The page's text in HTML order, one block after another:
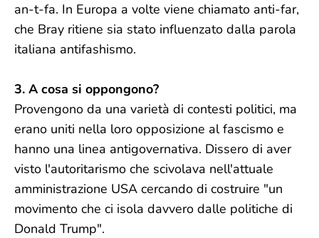
an-t-fa. In Europa a volte viene chiamato anti-far,
che Bray ritiene sia stato influenzato dalla parola
italiana antifashismo.
3. A cosa si oppongono?
Provengono da una varietà di contesti politici, ma
erano uniti nella loro opposizione al fascismo e
hanno una linea antigovernativa. Dissero di aver
visto l'autoritarismo che scivolava nell'attuale
amministrazione USA cercando di costruire "un
movimento che ci isola davvero dalle politiche di
Donald Trump".